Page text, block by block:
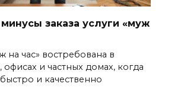
заказа услуги «муж
на час» востребована в
офисах и частных домах, когда
и качественно